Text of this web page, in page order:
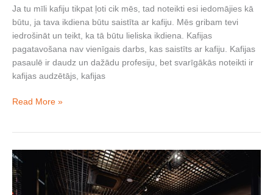
Ja tu mīli kafiju tikpat ļoti cik mēs, tad noteikti esi iedomājies kā
būtu, ja tava ikdiena būtu saistīta ar kafiju. Mēs gribam tevi
iedrošināt un teikt, ka tā būtu lieliska ikdiena. Kafijas
pagatavošana nav vienīgais darbs, kas saistīts ar kafiju. Kafijas
pasaulē ir daudz un dažādu profesiju, bet svarīgākās noteikti ir
kafijas audzētājs, kafijas
Read More »
Caffeine
Siguldā